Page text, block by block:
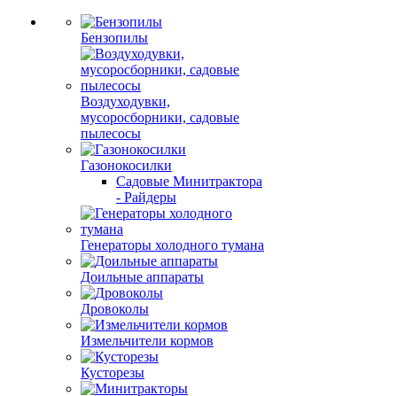
Бензопилы
Воздуходувки,
мусоросборники, cадовые
пылесосы
Газонокосилки
Садовые Минитрактора
- Райдеры
Генераторы холодного тумана
Доильные аппараты
Дровоколы
Измельчители кормов
Кусторезы